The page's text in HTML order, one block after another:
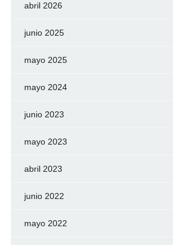
abril 2026
junio 2025
mayo 2025
mayo 2024
junio 2023
mayo 2023
abril 2023
junio 2022
mayo 2022